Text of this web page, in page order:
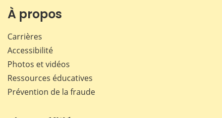
À propos
Carrières
Accessibilité
Photos et vidéos
Ressources éducatives
Prévention de la fraude